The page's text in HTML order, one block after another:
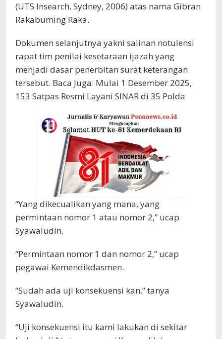
(UTS Insearch, Sydney, 2006) atas nama Gibran
Rakabuming Raka.
Dokumen selanjutnya yakni salinan notulensi
rapat tim penilai kesetaraan ijazah yang
menjadi dasar penerbitan surat keterangan
tersebut. Baca Juga: Mulai 1 Desember 2025,
153 Satpas Resmi Layani SINAR di 35 Polda
“Yang dikecualikan yang mana, yang
permintaan nomor 1 atau nomor 2,” ucap
Syawaludin.
“Permintaan nomor 1 dan nomor 2,” ucap
pegawai Kemendikdasmen.
“Sudah ada uji konsekuensi kan,” tanya
Syawaludin.
“Uji konsekuensi itu kami lakukan di sekitar